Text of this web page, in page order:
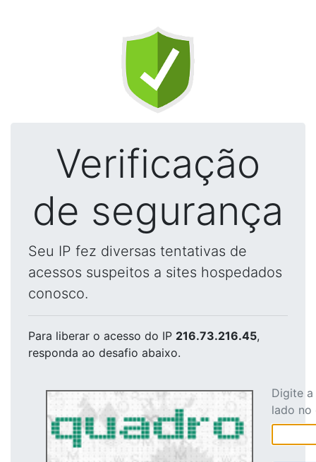
Verificação
de segurança
Seu IP fez diversas tentativas de
acessos suspeitos a sites hospedados
conosco.
Para liberar o acesso do IP 216.73.216.45,
responda ao desafio abaixo.
Digite
lado no